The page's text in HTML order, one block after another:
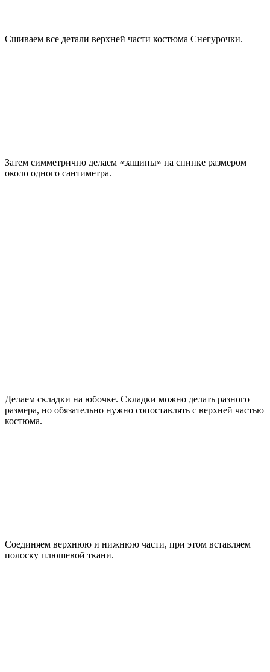
Сшиваем все детали верхней части костюма Снегурочки.
Затем симметрично делаем «защипы» на спинке размером
около одного сантиметра.
Делаем складки на юбочке. Складки можно делать разного
размера, но обязательно нужно сопоставлять с верхней частью
костюма.
Соединяем верхнюю и нижнюю части, при этом вставляем
полоску плюшевой ткани.